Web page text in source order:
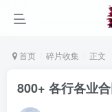
首页 碎片收集 正文
800+ 各行各业